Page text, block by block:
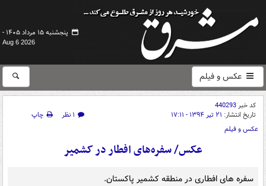
پنجشنبه ۱۵ مرداد ۱۴۰۵ -
Aug 6 2026
عکس و فیلم
کد خبر440293
تاریخ انتشار: ۲۱ تیر ۱۳۹۴ - ۱۷:۱۱ ۱ نظر
چاپ
عکس و فیلم
عکس/ سفره‌های افطار در کشمیر
سفره های افطاری در منطقه کشمیر پاکستان.